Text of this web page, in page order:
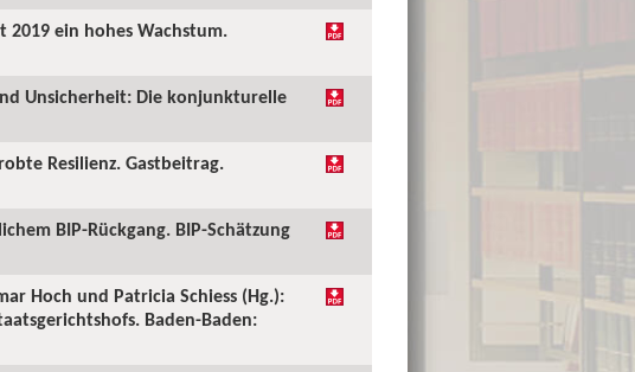
2019 ein hohes Wachstum.
Unsicherheit: Die konjunkturelle
Resilienz. Gastbeitrag.
BIP-Rückgang. BIP-Schätzung
Hoch und Patricia Schiess (Hg.):
Baden-Baden: